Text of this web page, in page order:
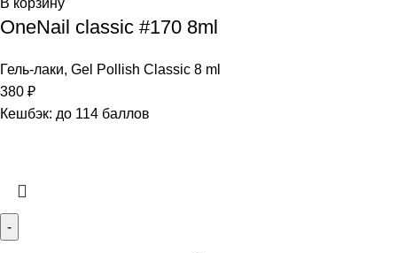
OneNail classic #170 8ml
Гель-лаки, Gel Pollish Classic 8 ml
380 ₽
Кешбэк: до 114 баллов